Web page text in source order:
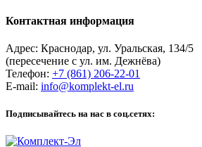
Контактная информация
Адрес: Краснодар, ул. Уральская, 134/5
(пересечение с ул. им. Дежнёва)
Телефон: +7 (861) 206-22-01
E-mail: info@komplekt-el.ru
Подписывайтесь на нас в соц.сетях: